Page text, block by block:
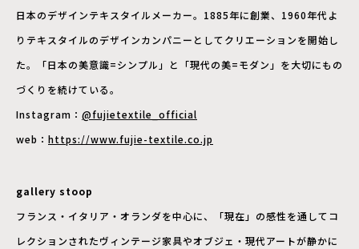
日本のデザインテキスタイルメーカー。1885年に創業、1960年代よ
りテキスタイルのデザインカンパニーとしてクリエーションを開始し
た。「日本の美意識=シンプル」と「現代の美=モダン」を大切にもの
づくりを続けている。
Instagram： @fujietextile_official
web： https://www.fujie-textile.co.jp
gallery stoop
フランス・イタリア・オランダを中心に、「現在」の感性を通してコ
レクションされたヴィンテージ家具やオブジェ・現代アートが静かに